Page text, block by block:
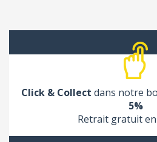
Click & Collect dans notre
5%
Retrait gratuit